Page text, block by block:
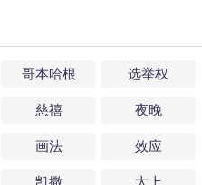
哥本哈根 选举权
慈禧 夜晚
画法 效应